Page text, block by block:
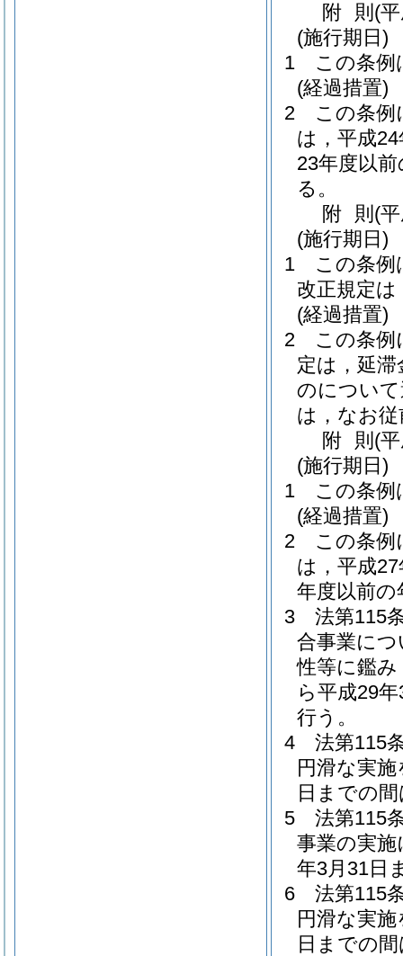
附 則 (
(施行期日)
1
この条例
(経過措置)
2
この条例
は，平成
23年度以
る。
附 則 (
(施行期日)
1
この条例
改正規定
(経過措置)
2
この条例
定は，延
のについ
は，なお
附 則 (
(施行期日)
1
この条例
(経過措置)
2
この条例
は，平成
年度以前
3
法第115
合事業に
性等に鑑
ら平成29
行う。
4
法第115
円滑な実
日までの
5
法第115
事業の実施
年3月31日
6
法第115
円滑な実
日までの